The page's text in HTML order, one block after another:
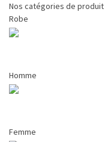
Nos catégories de produit
Robe
Homme
Femme